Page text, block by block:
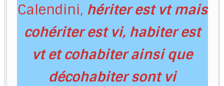
Calendini, hériter est vt mais
cohériter est vi, habiter est
vt et cohabiter ainsi que
décohabiter sont vi